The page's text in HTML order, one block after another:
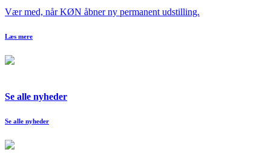
Vær med, når KØN åbner ny permanent udstilling.
Læs mere
Se alle nyheder
Se alle nyheder